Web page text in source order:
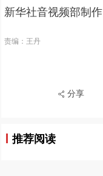
新华社音视频部制作
责编：王丹
分享
推荐阅读